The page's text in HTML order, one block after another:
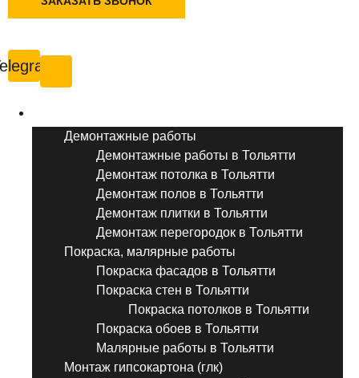
Демонтажные работы
Демонтажные работы в Тольятти
Демонтаж потолка в Тольятти
Демонтаж полов в Тольятти
Демонтаж плитки в Тольятти
Демонтаж перегородок в Тольятти
Покраска, малярные работы
Покраска фасадов в Тольятти
Покраска стен в Тольятти
Покраска потолков в Тольятти
Покраска обоев в Тольятти
Малярные работы в Тольятти
Монтаж гипсокартона (глк)